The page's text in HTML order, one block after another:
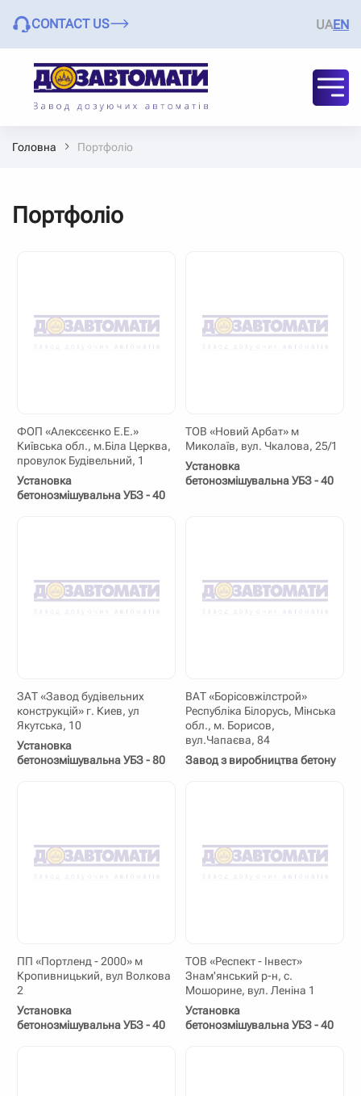
CONTACT US UAEN
Головна Портфоліо
Портфоліо
ФОП «Алексєєнко Е.Е.»
Київська обл., м.Біла Церква,
провулок Будівельний, 1
Установка
бетонозмішувальна УБЗ - 40
ТОВ «Новий Арбат» м
Миколаїв, вул. Чкалова, 25/1
Установка
бетонозмішувальна УБЗ - 40
ЗАТ «Завод будівельних
конструкцій» г. Киев, ул
Якутська, 10
Установка
бетонозмішувальна УБЗ - 80
ВАТ «Борісовжілстрой»
Республіка Білорусь, Мінська
обл., м. Борисов,
вул.Чапаєва, 84
Завод з виробництва бетону
ПП «Портленд - 2000» м
Кропивницький, вул Волкова
2
Установка
бетонозмішувальна УБЗ - 40
ТОВ «Респект - Інвест»
Знам'янський р-н, с.
Мошорине, вул. Леніна 1
Установка
бетонозмішувальна УБЗ - 40